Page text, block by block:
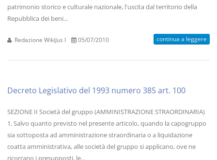
patrimonio storico e culturale nazionale, l'uscita dal territorio della
Repubblica dei beni...
Redazione WikiJus I 05/07/2010 continua a leggere
Decreto Legislativo del 1993 numero 385 art. 100
SEZIONE II Società del gruppo (AMMINISTRAZIONE STRAORDINARIA)
1. Salvo quanto previsto nel presente articolo, quando la capogruppo
sia sottoposta ad amministrazione straordinaria o a liquidazione
coatta amministrativa, alle società del gruppo si applicano, ove ne
ricorrano i presupposti, le...